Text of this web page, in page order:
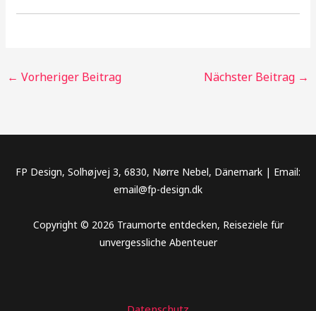
← Vorheriger Beitrag Nächster Beitrag →
FP Design, Solhøjvej 3, 6830, Nørre Nebel, Dänemark | Email:
email@fp-design.dk
Copyright © 2026 Traumorte entdecken, Reiseziele für
unvergessliche Abenteuer